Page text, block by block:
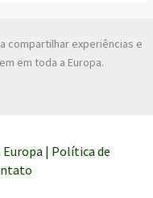
compartilhar experiências e
em toda a Europa.
| Política de